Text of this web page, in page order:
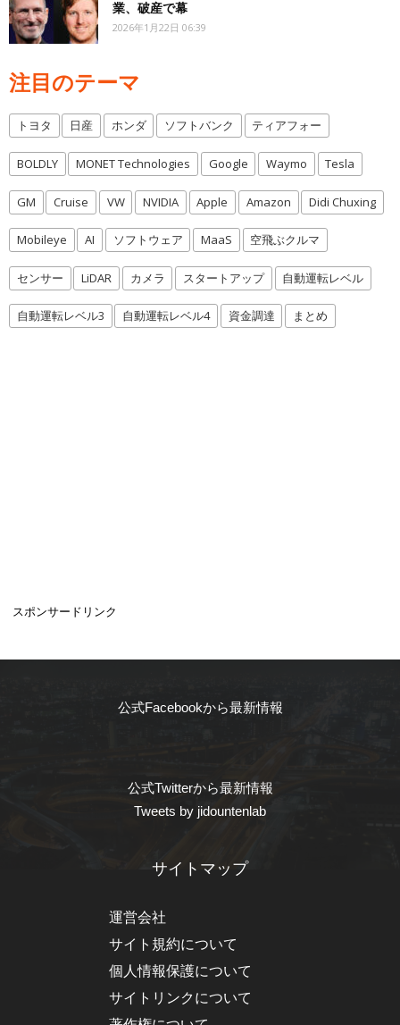
業、破産で幕
2026年1月22日 06:39
注目のテーマ
トヨタ 日産 ホンダ ソフトバンク ティアフォー
BOLDLY MONET Technologies Google Waymo Tesla
GM Cruise VW NVIDIA Apple Amazon Didi Chuxing
Mobileye AI ソフトウェア MaaS 空飛ぶクルマ
センサー LiDAR カメラ スタートアップ 自動運転レベル
自動運転レベル3 自動運転レベル4 資金調達 まとめ
スポンサードリンク
公式Facebookから最新情報
公式Twitterから最新情報
Tweets by jidountenlab
サイトマップ
運営会社
サイト規約について
個人情報保護について
サイトリンクについて